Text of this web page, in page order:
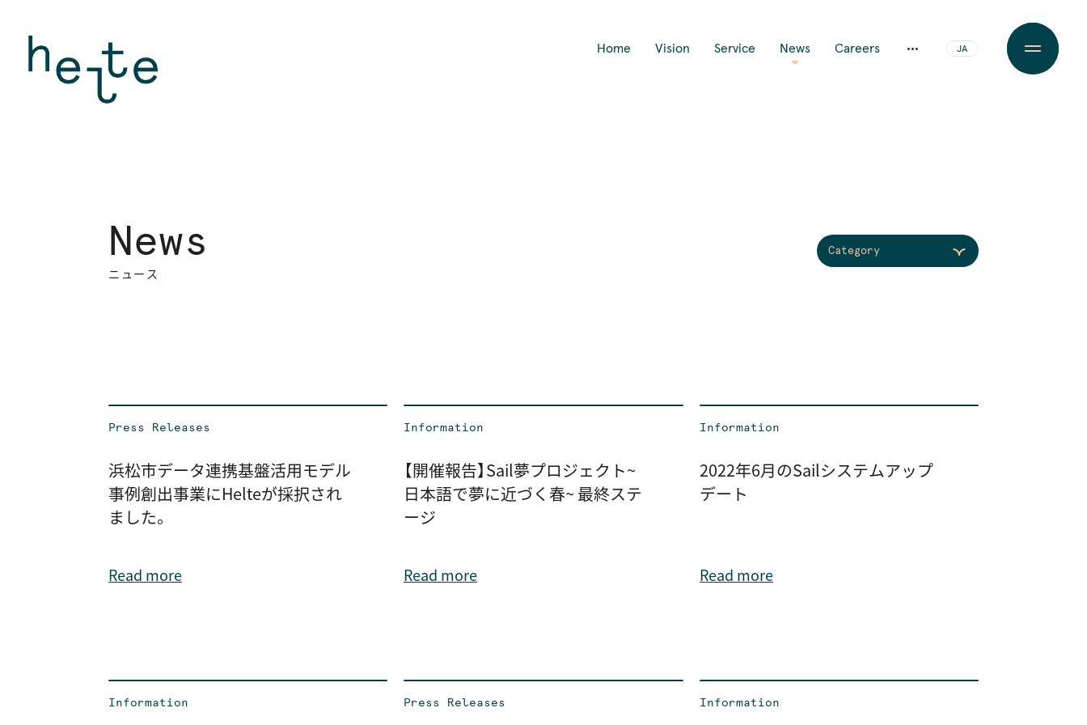
Home Vision Service News Careers
JA
N ews
ニ ュ ー ス
Category
Press Releases
浜松市データ連携基盤活用モデル
事例創出事業にHelteが採択され
ました。
Read more
Information
【開催報告】Sail夢プロジェクト～
日本語で夢に近づく春～ 最終ステ
ージ
Read more
Information
2022年6月のSailシステムアップ
デート
Read more
Information Press Releases Information